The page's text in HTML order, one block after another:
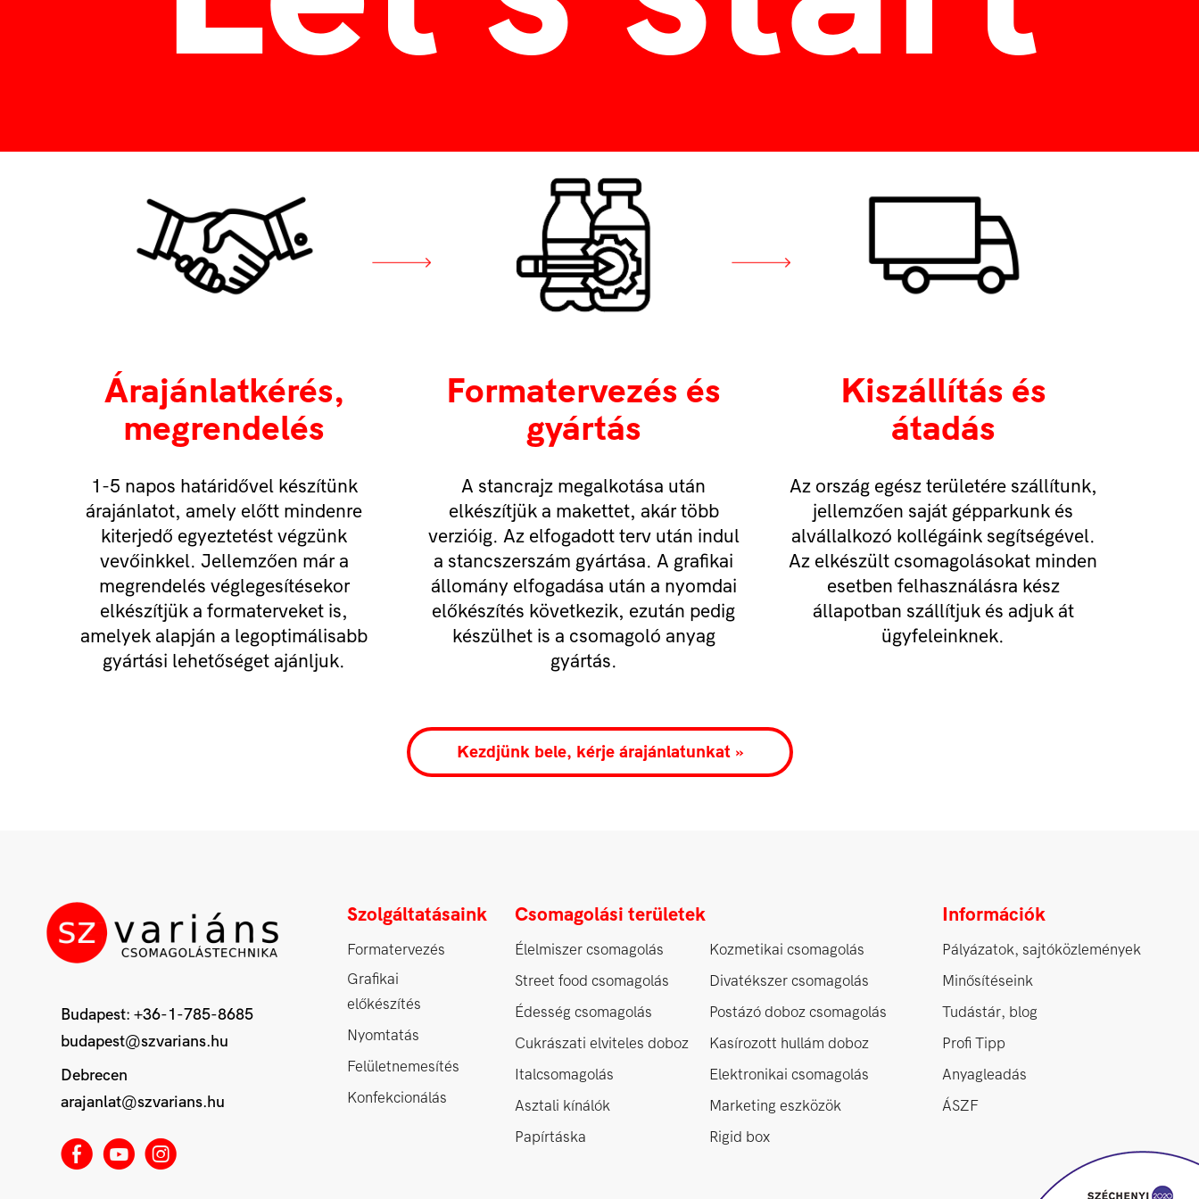
Árajánlatkérés,
megrendelés
1-5 napos határidővel készítünk
árajánlatot, amely előtt mindenre
kiterjedő egyeztetést végzünk
vevőinkkel. Jellemzően már a
megrendelés véglegesítésekor
elkészítjük a formaterveket is,
amelyek alapján a legoptimálisabb
gyártási lehetőséget ajánljuk.
Formatervezés és
gyártás
A stancrajz megalkotása után
elkészítjük a makettet, akár több
verzióig. Az elfogadott terv után indul
a stancszerszám gyártása. A grafikai
állomány elfogadása után a nyomdai
előkészítés következik, ezután pedig
készülhet is a csomagoló anyag
gyártás.
Kiszállítás és
átadás
Az ország egész területére szállítunk,
jellemzően saját gépparkunk és
alvállalkozó kollégáink segítségével.
Az elkészült csomagolásokat minden
esetben felhasználásra kész
állapotban szállítjuk és adjuk át
ügyfeleinknek.
Kezdjünk bele, kérje árajánlatunkat »
Budapest: +36-1-785-8685
budapest@szvarians.hu
Debrecen
arajanlat@szvarians.hu
E M Q
Szolgáltatásaink
Formatervezés
Grafikai
előkészítés
Nyomtatás
Felületnemesítés
Konfekcionálás
Csomagolási területek
Élelmiszer csomagolás
Kozmetikai csomagolás
Street food csomagolás
Divatékszer csomagolás
Édesség csomagolás
Postázó doboz csomagolás
Cukrászati elviteles doboz
Kasírozott hullám doboz
Italcsomagolás
Elektronikai csomagolás
Asztali kínálók
Marketing eszközök
Papírtáska
Rigid box
Információk
Pályázatok, sajtóközlemények
Minősítéseink
Tudástár, blog
Profi Tipp
Anyagleadás
ÁSZF